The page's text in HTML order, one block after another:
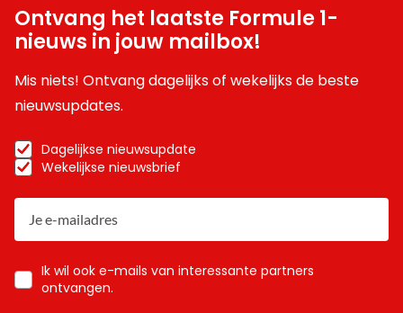
Ontvang het laatste Formule 1-
nieuws in jouw mailbox!
Mis niets! Ontvang dagelijks of wekelijks de beste
nieuwsupdates.
Dagelijkse nieuwsupdate
Wekelijkse nieuwsbrief
Ik wil ook e-mails van interessante partners
ontvangen.